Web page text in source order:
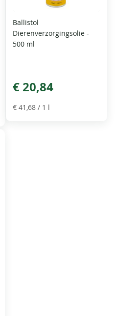
Ballistol
Dierenverzorgingsolie -
500 ml
€ 20,84
€ 41,68 / 1 l